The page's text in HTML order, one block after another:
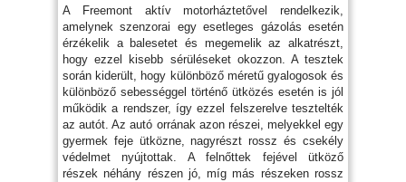
A Freemont aktív motorháztetővel rendelkezik,
amelynek szenzorai egy esetleges gázolás esetén
érzékelik a balesetet és megemelik az alkatrészt,
hogy ezzel kisebb sérüléseket okozzon. A tesztek
során kiderült, hogy különböző méretű gyalogosok és
különböző sebességgel történő ütközés esetén is jól
működik a rendszer, így ezzel felszerelve tesztelték
az autót. Az autó orrának azon részei, melyekkel egy
gyermek feje ütközne, nagyrészt rossz és csekély
védelmet nyújtottak. A felnőttek fejével ütköző
részek néhány részen jó, míg más részeken rossz